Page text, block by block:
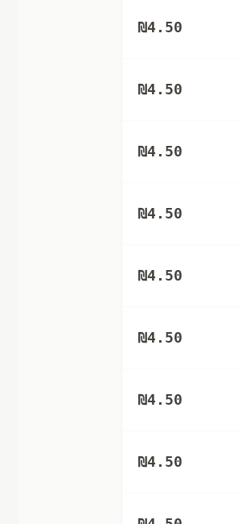
₪4.50
₪4.50
₪4.50
₪4.50
₪4.50
₪4.50
₪4.50
₪4.50